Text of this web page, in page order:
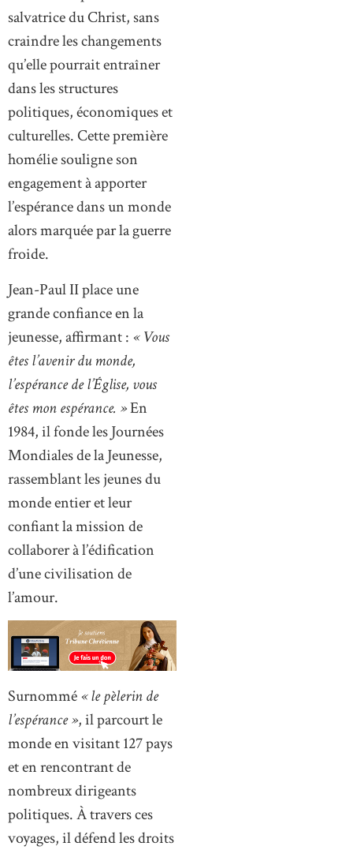
salvatrice du Christ, sans
craindre les changements
qu’elle pourrait entraîner
dans les structures
politiques, économiques et
culturelles. Cette première
homélie souligne son
engagement à apporter
l’espérance dans un monde
alors marquée par la guerre
froide.
Jean-Paul II place une
grande confiance en la
jeunesse, affirmant : « Vous
êtes l’avenir du monde,
l’espérance de l’Église, vous
êtes mon espérance. »En
1984, il fonde les Journées
Mondiales de la Jeunesse,
rassemblant les jeunes du
monde entier et leur
confiant la mission de
collaborer à l’édification
d’une civilisation de
l’amour.
Surnommé« le pèlerin de
l’espérance », il parcourt le
monde en visitant 127 pays
et en rencontrant de
nombreux dirigeants
politiques. À travers ces
voyages, il défend les droits